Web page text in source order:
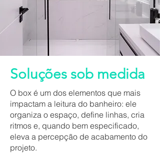
Soluções sob medida
O box é um dos elementos que mais
impactam a leitura do banheiro: ele
organiza o espaço, define linhas, cria
ritmos e, quando bem especificado,
eleva a percepção de acabamento do
projeto.